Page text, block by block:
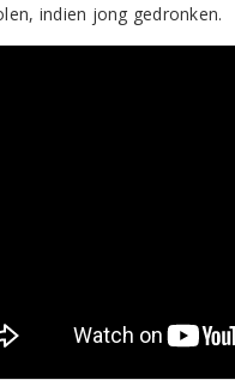
indien jong gedronken.